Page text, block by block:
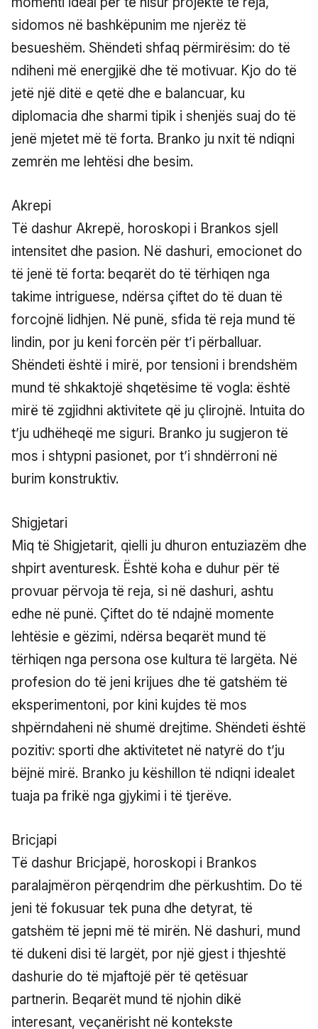
sidomos në bashkëpunim me njerëz të
besueshëm. Shëndeti shfaq përmirësim: do të
ndiheni më energjikë dhe të motivuar. Kjo do të
jetë një ditë e qetë dhe e balancuar, ku
diplomacia dhe sharmi tipik i shenjës suaj do të
jenë mjetet më të forta. Branko ju nxit të ndiqni
zemrën me lehtësi dhe besim.
Akrepi
Të dashur Akrepë, horoskopi i Brankos sjell
intensitet dhe pasion. Në dashuri, emocionet do
të jenë të forta: beqarët do të tërhiqen nga
takime intriguese, ndërsa çiftet do të duan të
forcojnë lidhjen. Në punë, sfida të reja mund të
lindin, por ju keni forcën për t’i përballuar.
Shëndeti është i mirë, por tensioni i brendshëm
mund të shkaktojë shqetësime të vogla: është
mirë të zgjidhni aktivitete që ju çlirojnë. Intuita do
t’ju udhëheqë me siguri. Branko ju sugjeron të
mos i shtypni pasionet, por t’i shndërroni në
burim konstruktiv.
Shigjetari
Miq të Shigjetarit, qielli ju dhuron entuziazëm dhe
shpirt aventuresk. Është koha e duhur për të
provuar përvoja të reja, si në dashuri, ashtu
edhe në punë. Çiftet do të ndajnë momente
lehtësie e gëzimi, ndërsa beqarët mund të
tërhiqen nga persona ose kultura të largëta. Në
profesion do të jeni krijues dhe të gatshëm të
eksperimentoni, por kini kujdes të mos
shpërndaheni në shumë drejtime. Shëndeti është
pozitiv: sporti dhe aktivitetet në natyrë do t’ju
bëjnë mirë. Branko ju këshillon të ndiqni idealet
tuaja pa frikë nga gjykimi i të tjerëve.
Bricjapi
Të dashur Bricjapë, horoskopi i Brankos
paralajmëron përqendrim dhe përkushtim. Do të
jeni të fokusuar tek puna dhe detyrat, të
gatshëm të jepni më të mirën. Në dashuri, mund
të dukeni disi të largët, por një gjest i thjeshtë
dashurie do të mjaftojë për të qetësuar
partnerin. Beqarët mund të njohin dikë
interesant, veçanërisht në kontekste